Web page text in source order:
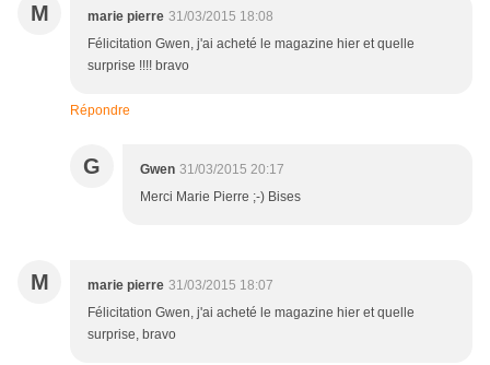
M marie pierre 31/03/2015 18:08
Félicitation Gwen, j'ai acheté le magazine hier et quelle
surprise !!!! bravo
Répondre
G Gwen 31/03/2015 20:17
Merci Marie Pierre ;-) Bises
M marie pierre 31/03/2015 18:07
Félicitation Gwen, j'ai acheté le magazine hier et quelle
surprise, bravo